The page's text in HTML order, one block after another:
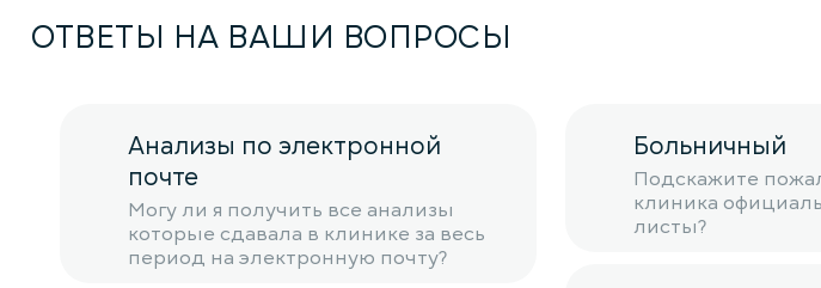
ОТВЕТЫ НА ВАШИ ВОПРОСЫ
Анализы по электронной
почте
Могу ли я получить все анализы
которые сдавала в клинике за весь
период на электронную почту?
Больничный
Подскажите
клиника
листы?